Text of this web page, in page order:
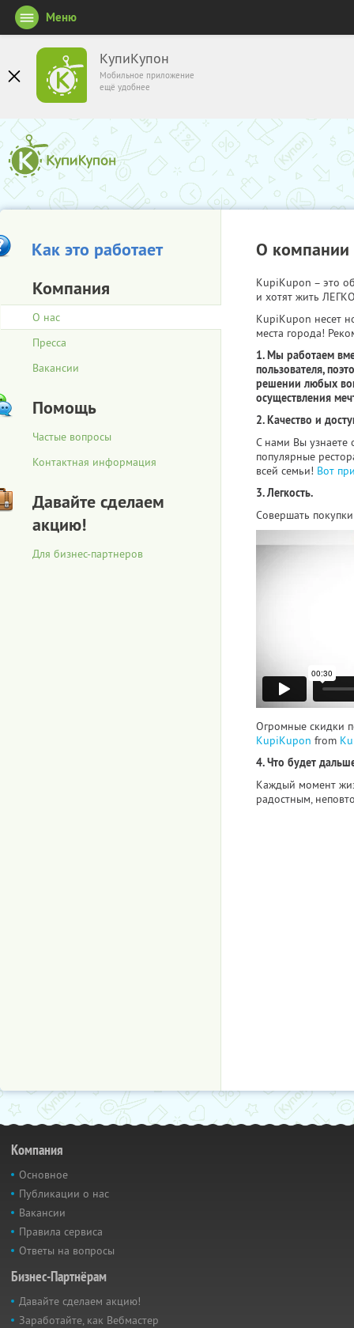
КупиКупон
Мобильное приложение
ещё удобнее
Меню
Как это работает
Компания
О нас
Пресса
Вакансии
Помощь
Частые вопросы
Контактная информация
Давайте сделаем
акцию!
Для бизнес-партнеров
О компании
KupiKupon – это
и хотят жить
KupiKupon несет
места города!
1. Мы работаем
пользователя,
решении любых
осуществления
2. Качество и
С нами Вы узнаете
популярные
всей семьи! Вот
3. Легкость.
Совершать
Огромные скидки
KupiKupon from
4. Что будет
Каждый момент
радостным,
Компания
Основное
Публикации о нас
Вакансии
Правила сервиса
Ответы на вопросы
Бизнес-Партнёрам
Давайте сделаем акцию!
Заработайте, как Вебмастер